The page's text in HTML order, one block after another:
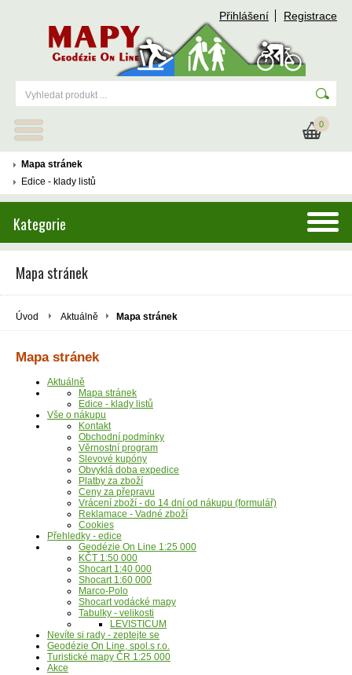
Přihlášení Registrace
0
Mapa stránek
Edice - klady listů
Kategorie
Mapa stránek
Úvod Aktuálně Mapa stránek
Mapa stránek
Aktuálně
Mapa stránek
Edice - klady listů
Vše o nákupu
Kontakt
Obchodní podmínky
Věrnostní program
Slevové kupóny
Obvyklá doba expedice
Platby za zboží
Ceny za přepravu
Vrácení zboží - do 14 dní od nákupu (formulář)
Reklamace - Vadné zboží
Cookies
Přehledky - edice
Geodézie On Line 1:25 000
KČT 1:50 000
Shocart 1:40 000
Shocart 1:60 000
Marco-Polo
Shocart vodácké mapy
Tabulky - velikosti
LEVISTICUM
Nevíte si rady - zeptejte se
Geodézie On Line, spol.s r.o.
Turistické mapy ČR 1:25 000
Akce